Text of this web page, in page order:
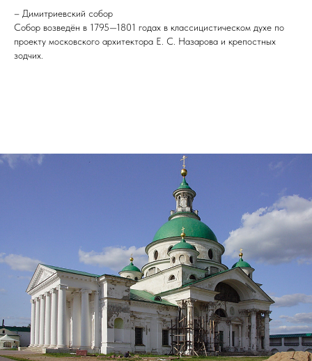
– Димитриевский собор
Собор возведён в 1795—1801 годах в классицистическом духе по
проекту московского архитектора Е. С. Назарова и крепостных
зодчих.